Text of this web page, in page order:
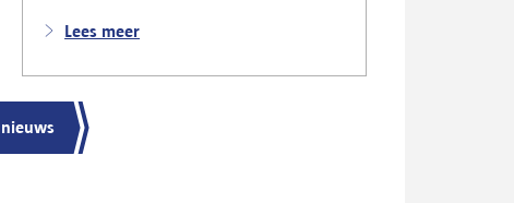
vaststellingen van inbreuken. De politie
melding hadden gemaakt van het
verkeershinder die dat als gevolg had.
Lees meer